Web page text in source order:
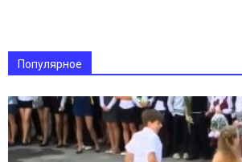
Популярное